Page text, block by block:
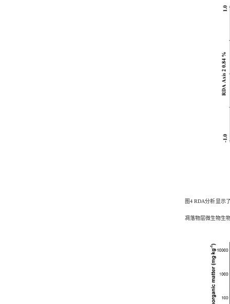
图4 RDA分析显示
凋落物层微生物生